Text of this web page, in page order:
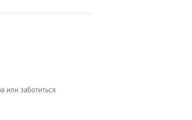
или заботиться